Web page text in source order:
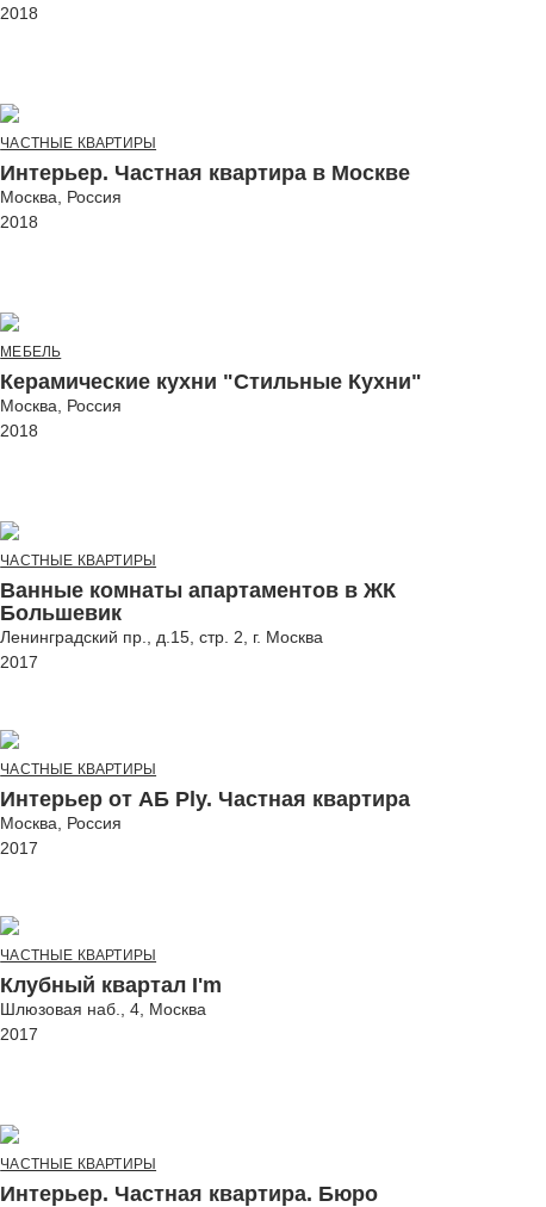
2018
ЧАСТНЫЕ КВАРТИРЫ
Интерьер. Частная квартира в Москве
Москва, Россия
2018
МЕБЕЛЬ
Керамические кухни "Стильные Кухни"
Москва, Россия
2018
ЧАСТНЫЕ КВАРТИРЫ
Ванные комнаты апартаментов в ЖК
Большевик
Ленинградский пр., д.15, стр. 2, г. Москва
2017
ЧАСТНЫЕ КВАРТИРЫ
Интерьер от АБ Ply. Частная квартира
Москва, Россия
2017
ЧАСТНЫЕ КВАРТИРЫ
Клубный квартал I'm
Шлюзовая наб., 4, Москва
2017
ЧАСТНЫЕ КВАРТИРЫ
Интерьер. Частная квартира. Бюро